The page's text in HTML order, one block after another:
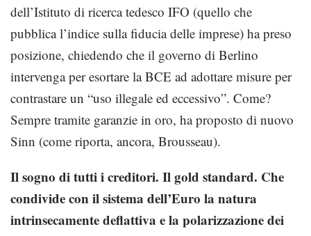
dell’Istituto di ricerca tedesco IFO (quello che
pubblica l’indice sulla fiducia delle imprese) ha preso
posizione, chiedendo che il governo di Berlino
intervenga per esortare la BCE ad adottare misure per
contrastare un “uso illegale ed eccessivo”. Come?
Sempre tramite garanzie in oro, ha proposto di nuovo
Sinn (come riporta, ancora, Brousseau).
Il sogno di tutti i creditori. Il gold standard. Che
condivide con il sistema dell’Euro la natura
intrinsecamente deflattiva e la polarizzazione dei